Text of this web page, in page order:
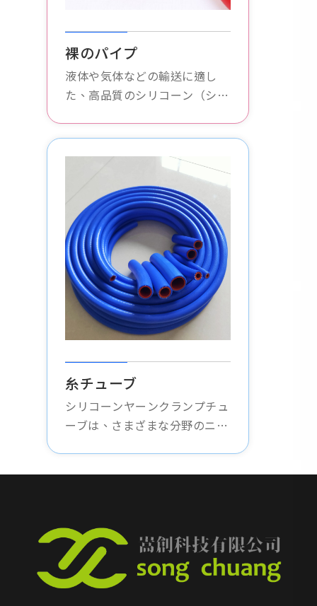
裸のパイプ
液体や気体などの輸送に適し
た、高品質のシリコーン（シリ
品です。柔軟性と透明性に優
れ、様々な用途に最適です。
糸チューブ
シリコーンヤーンクランプチュ
ーブは、さまざまな分野のニー
品グレードのシリコーン糸入り
チューブは厳格な食品安全認証
に合格しており、食品の加工や